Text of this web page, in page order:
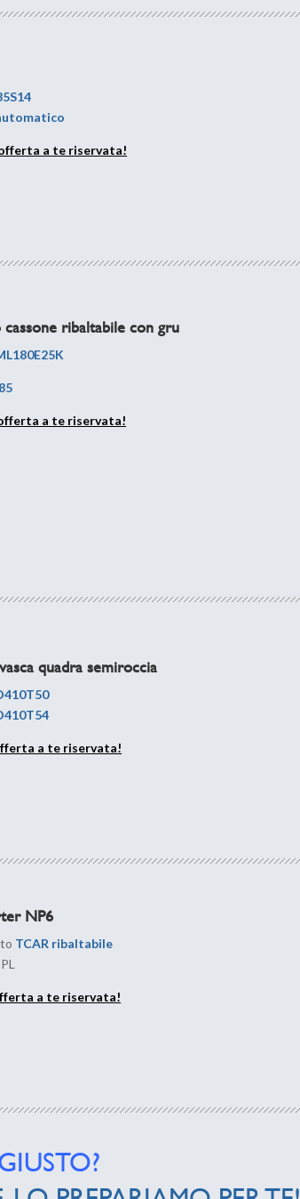
a te riservata!
cassone ribaltabile con gru
a te riservata!
quadra semiroccia
a te riservata!
NP6
TCAR ribaltabile
a te riservata!